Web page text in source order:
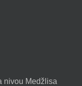
nivou Medžlisa